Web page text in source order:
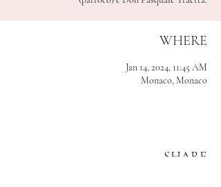
WHERE
Jan 14, 2024, 11:45 AM
Monaco, Monaco
SHARE